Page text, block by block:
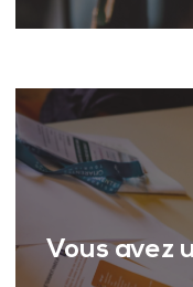
Vous avez